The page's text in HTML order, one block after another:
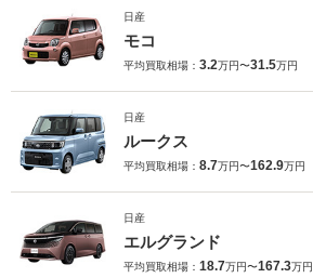
日産
モコ
平均買取相場： 3.2万円〜31.5万円
日産
ルークス
平均買取相場： 8.7万円〜162.9万円
日産
エルグランド
平均買取相場： 18.7万円〜167.3万円